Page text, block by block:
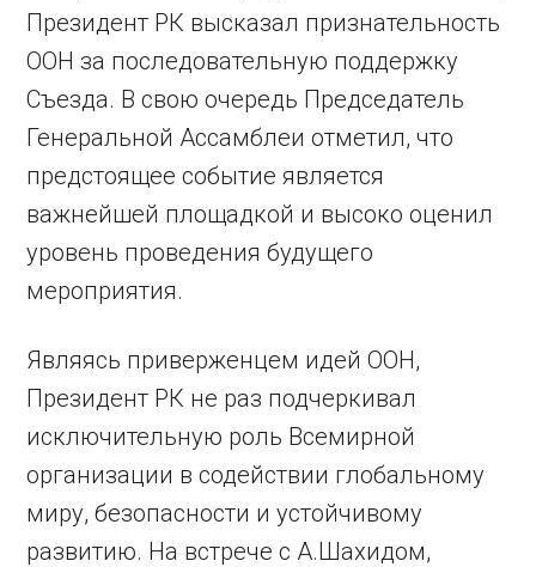
Президент РК высказал признательность
ООН за последовательную поддержку
Съезда. В свою очередь Председатель
Генеральной Ассамблеи отметил, что
предстоящее событие является
важнейшей площадкой и высоко оценил
уровень проведения будущего
мероприятия.
Являясь приверженцем идей ООН,
Президент РК не раз подчеркивал
исключительную роль Всемирной
организации в содействии глобальному
миру, безопасности и устойчивому
развитию. На встрече с А.Шахидом,